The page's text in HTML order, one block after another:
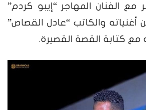
مع الفنان المهاجر “إيبو كردم”
والكاتب “عادل القصاص”
مع كتابة القصة القصيرة.